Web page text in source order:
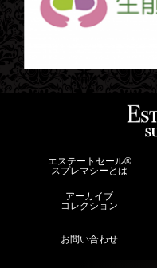
エステートセール®︎
スプレマシーとは
アーカイブ
コレクション
お問い合わせ